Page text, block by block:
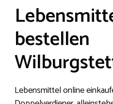
bestellen
Lebensmittel online